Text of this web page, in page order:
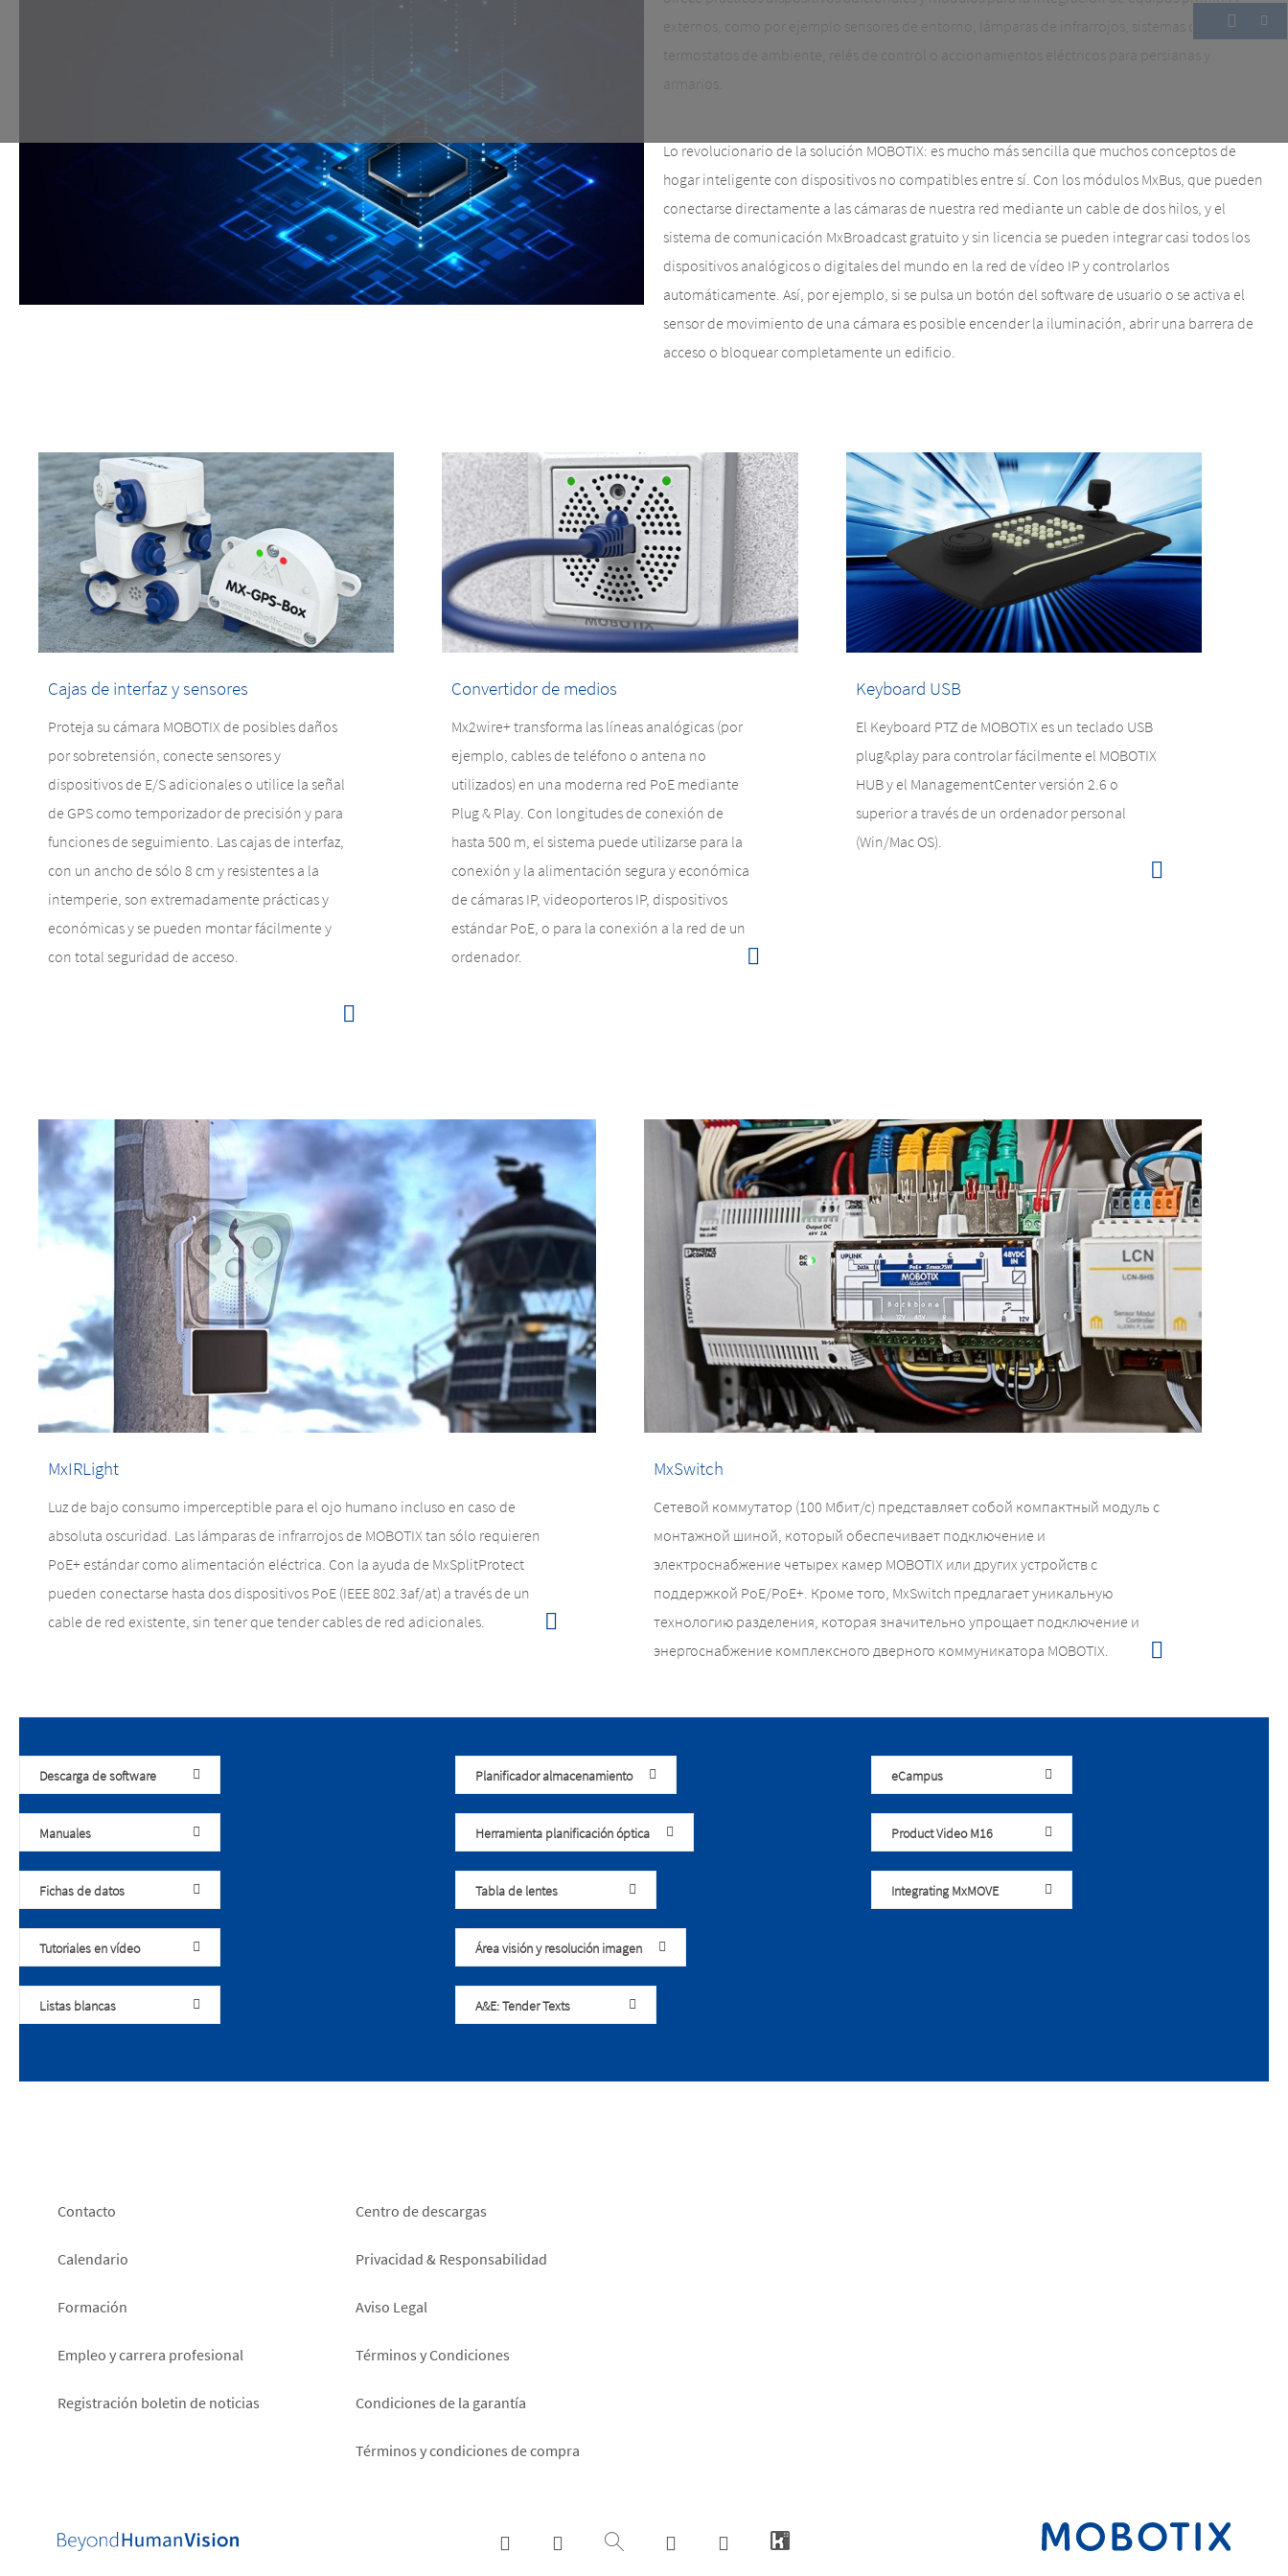
externos, como por ejemplo sensores de entorno, lámparas de infrarrojos, sistemas de alarma,
termostatos de ambiente, relés de control o accionamientos eléctricos para persianas y
armarios.
Lo revolucionario de la solución MOBOTIX: es mucho más sencilla que muchos conceptos de
hogar inteligente con dispositivos no compatibles entre sí. Con los módulos MxBus, que pueden
conectarse directamente a las cámaras de nuestra red mediante un cable de dos hilos, y el
sistema de comunicación MxBroadcast gratuito y sin licencia se pueden integrar casi todos los
dispositivos analógicos o digitales del mundo en la red de vídeo IP y controlarlos
automáticamente. Así, por ejemplo, si se pulsa un botón del software de usuario o se activa el
sensor de movimiento de una cámara es posible encender la iluminación, abrir una barrera de
acceso o bloquear completamente un edificio.
Cajas de interfaz y sensores
Proteja su cámara MOBOTIX de posibles daños
por sobretensión, conecte sensores y
dispositivos de E/S adicionales o utilice la señal
de GPS como temporizador de precisión y para
funciones de seguimiento. Las cajas de interfaz,
con un ancho de sólo 8 cm y resistentes a la
intemperie, son extremadamente prácticas y
económicas y se pueden montar fácilmente y
con total seguridad de acceso.
Convertidor de medios
Mx2wire+ transforma las líneas analógicas (por
ejemplo, cables de teléfono o antena no
utilizados) en una moderna red PoE mediante
Plug & Play. Con longitudes de conexión de
hasta 500 m, el sistema puede utilizarse para la
conexión y la alimentación segura y económica
de cámaras IP, videoporteros IP, dispositivos
estándar PoE, o para la conexión a la red de un
ordenador.
Keyboard USB
El Keyboard PTZ de MOBOTIX es un teclado USB
plug&play para controlar fácilmente el MOBOTIX
HUB y el ManagementCenter versión 2.6 o
superior a través de un ordenador personal
(Win/Mac OS).
MxIRLight
Luz de bajo consumo imperceptible para el ojo humano incluso en caso de
absoluta oscuridad. Las lámparas de infrarrojos de MOBOTIX tan sólo requieren
PoE+ estándar como alimentación eléctrica. Con la ayuda de MxSplitProtect
pueden conectarse hasta dos dispositivos PoE (IEEE 802.3af/at) a través de un
cable de red existente, sin tener que tender cables de red adicionales.
MxSwitch
Сетевой коммутатор (100 Мбит/с) представляет собой компактный модуль с
монтажной шиной, который обеспечивает подключение и
электроснабжение четырех камер MOBOTIX или других устройств с
поддержкой PoE/PoE+. Кроме того, MxSwitch предлагает уникальную
технологию разделения, которая значительно упрощает подключение и
энергоснабжение комплексного дверного коммуникатора MOBOTIX.
Descarga de software
Manuales
Fichas de datos
Tutoriales en vídeo
Listas blancas
Planificador almacenamiento
Herramienta planificación óptica
Tabla de lentes
Área visión y resolución imagen
A&E: Tender Texts
eCampus
Product Video M16
Integrating MxMOVE
Footer
left
Contacto
Calendario
Formación
Empleo y carrera profesional
Registración boletin de noticias
Footer
right
Centro de descargas
Privacidad & Responsabilidad
Aviso Legal
Términos y Condiciones
Condiciones de la garantía
Términos y condiciones de compra